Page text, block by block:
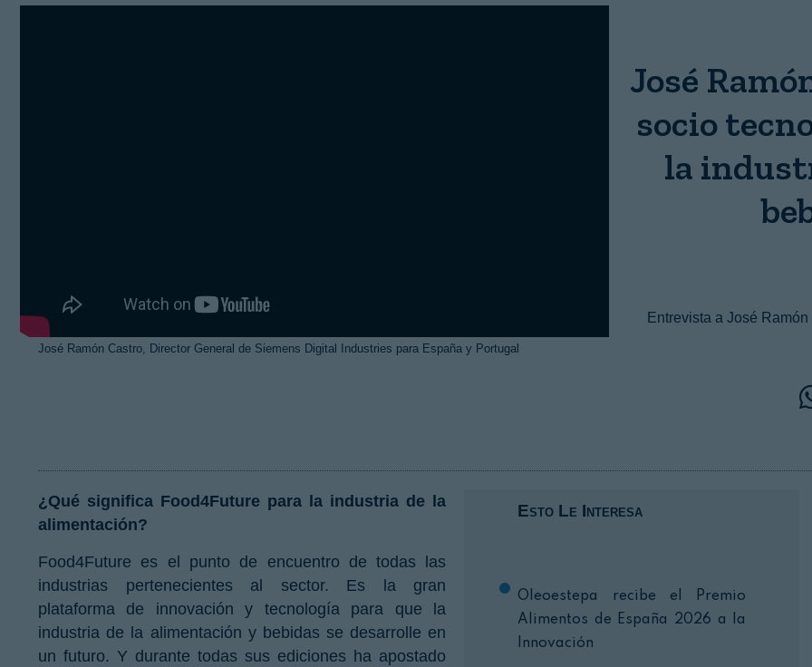
José Ramón Castro, Director General de Siemens Digital Industries para España y Portugal
José
socio
la
Entrevista a José
Esto Le Interesa
Oleoestepa recibe el Premio
Alimentos de España 2026 a la
Innovación
¿Qué significa Food4Future para la industria de la
alimentación?
Food4Future es el punto de encuentro de todas las
industrias pertenecientes al sector. Es la gran
plataforma de innovación y tecnología para que la
industria de la alimentación y bebidas se desarrolle en
un futuro. Y durante todas sus ediciones ha apostado